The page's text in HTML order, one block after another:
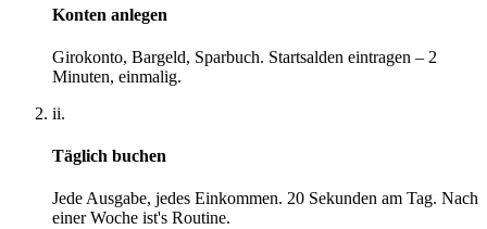
Konten anlegen
Girokonto, Bargeld, Sparbuch. Startsalden eintragen – 2
Minuten, einmalig.
ii.
Täglich buchen
Jede Ausgabe, jedes Einkommen. 20 Sekunden am Tag. Nach
einer Woche ist's Routine.